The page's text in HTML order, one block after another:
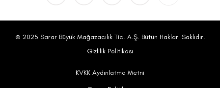
© 2025 Sarar Büyük Mağazacılık Tic. A.Ş. Bütün Hakları Saklıdır.
Gizlilik Politikası
KVKK Aydınlatma Metni